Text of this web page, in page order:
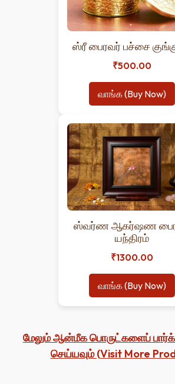
ஸ்ரீ பைரவர் பச்சை
₹500.00
வாங்க (Buy Now)
ஸ்வர்ண ஆகர்ஷண
யந்திரம்
₹1300.00
வாங்க (Buy Now)
மேலும் ஆன்மீக பொருட்களைப்
செய்யவும் (Visit More